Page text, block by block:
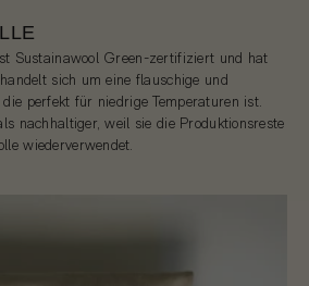
Sustainawool Green-zertifiziert und hat
sich um eine flauschige und
perfekt für niedrige Temperaturen ist.
nachhaltiger, weil sie die Produktionsreste
wiederverwendet.